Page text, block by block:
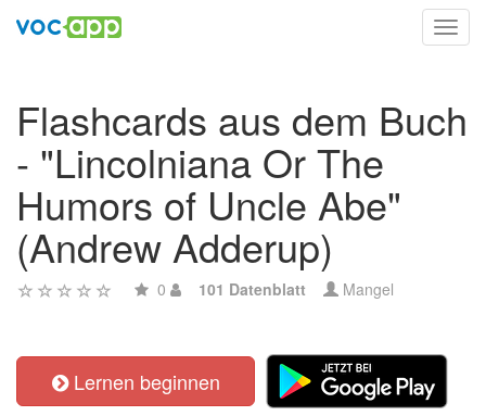
Flashcards aus dem Buch
- "Lincolniana Or The
Humors of Uncle Abe"
(Andrew Adderup)
0 101 Datenblatt Mangel
Lernen beginnen